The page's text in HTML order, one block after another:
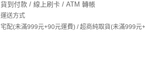
貨到付款 / 線上刷卡 / ATM 轉帳
運送方式
宅配(未滿999元+90元運費) / 超商純取貨(未滿999